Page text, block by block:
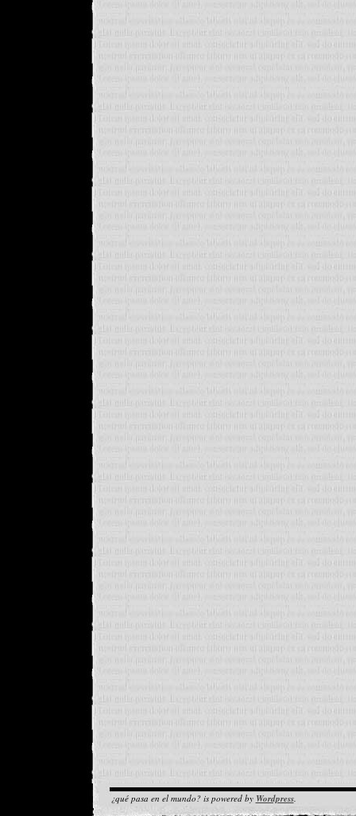
¿qué pasa en el mundo? is powered by Wordpress.